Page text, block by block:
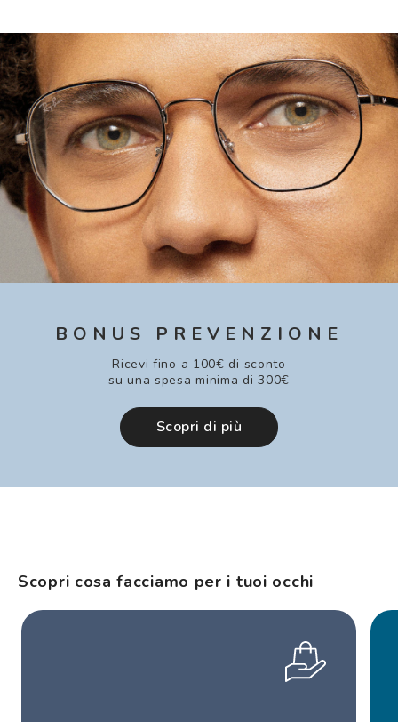
BONUS PREVENZIONE
Ricevi fino a 100€ di sconto
su una spesa minima di 300€
Scopri di più
Scopri cosa facciamo per i tuoi occhi